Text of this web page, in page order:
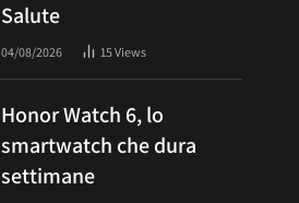
Salute
04/08/2026 15Views
Honor Watch 6, lo
smartwatch che dura
settimane